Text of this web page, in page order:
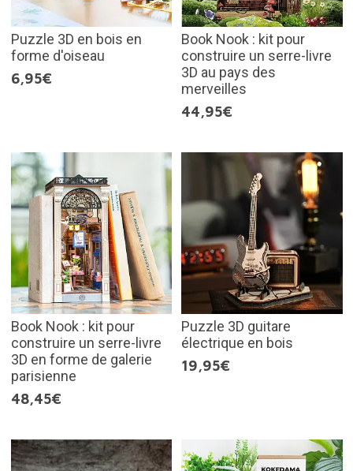
Puzzle 3D en bois en
forme d'oiseau
6,95€
Book Nook : kit pour
construire un serre-livre
3D au pays des
merveilles
44,95€
Book Nook : kit pour
construire un serre-livre
3D en forme de galerie
parisienne
48,45€
Puzzle 3D guitare
électrique en bois
19,95€